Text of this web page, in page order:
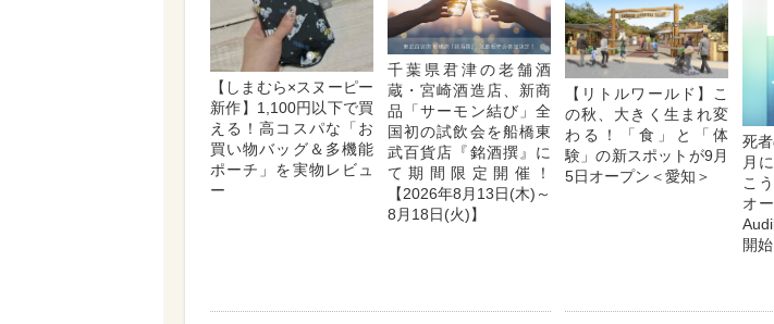
【しまむら×スヌーピー
新作】1,100円以下で買
える！高コスパな「お
買い物バッグ＆多機能
ポーチ」を実物レビュ
ー
千葉県君津の老舗酒
蔵・宮崎酒造店、新商
品「サーモン結び」全
国初の試飲会を船橋東
武百貨店『銘酒撰』に
て期間限定開催！
【2026年8月13日(木)～
8月18日(火)】
【リトルワールド】こ
の秋、大きく生まれ変
わる！「食」と「体
験」の新スポットが9月
5日オープン＜愛知＞
死
月
こ
オ
開始